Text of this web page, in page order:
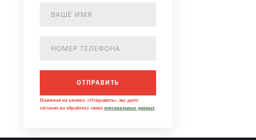
ОТПРАВИТЬ
Нажимая на кнопку «Отправить», вы даете
согласие на обработку своих персональных данных